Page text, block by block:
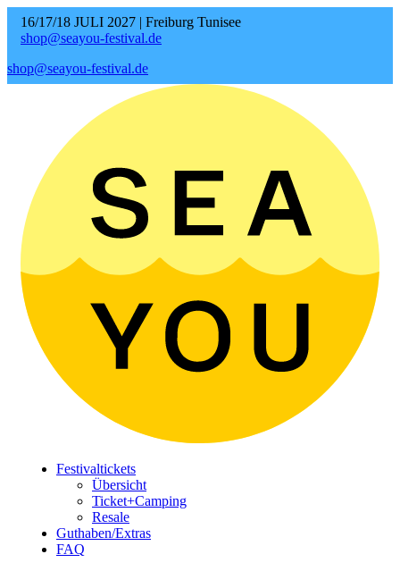
16/17/18 JULI 2027 | Freiburg Tunisee
shop@seayou-festival.de
shop@seayou-festival.de
Festivaltickets
Übersicht
Ticket+Camping
Resale
Guthaben/Extras
FAQ